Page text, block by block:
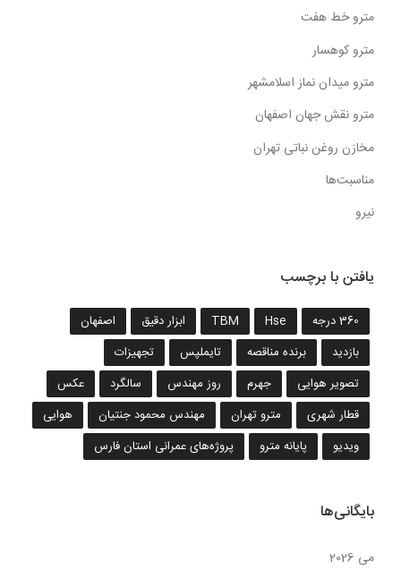
مترو خط هفت
مترو کوهسار
مترو میدان نماز اسلامشهر
مترو نقش جهان اصفهان
مخازن روغن نباتی تهران
مناسبت‌ها
نیرو
یافتن با برچسب
360 درجه Hse
TBM ابزار دقیق
اصفهان
بازدید
برنده مناقصه تایملپس
تجهیزات
تصویر هوایی
جهرم روز مهندس سالگرد
عکس
قطار شهری
مترو تهران مهندس محمود جنتیان
هوایی
ویدیو
پایانه مترو پروژه‌های عمرانی استان فارس
بایگانی‌ها
می 2026